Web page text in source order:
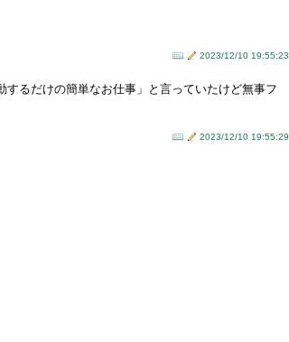
2023/12/10 19:55:23
るだけの簡単なお仕事」と言っていたけど無事フ
2023/12/10 19:55:29